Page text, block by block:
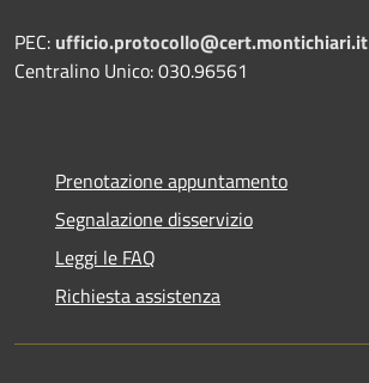
PEC: ufficio.protocollo@cert.montichiari.it
Centralino Unico: 030.96561
Prenotazione appuntamento
Segnalazione disservizio
Leggi le FAQ
Richiesta assistenza